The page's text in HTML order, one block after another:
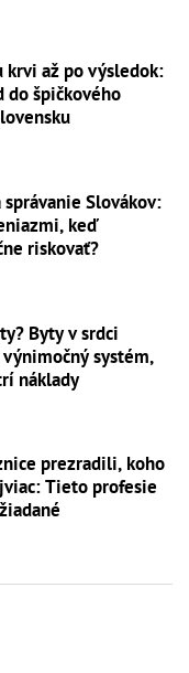
krvi až po výsledok:
do špičkového
Slovákov:
keď
riskovať?
Byty v srdci
systém,
náklady
prezradili, koho
Tieto profesie